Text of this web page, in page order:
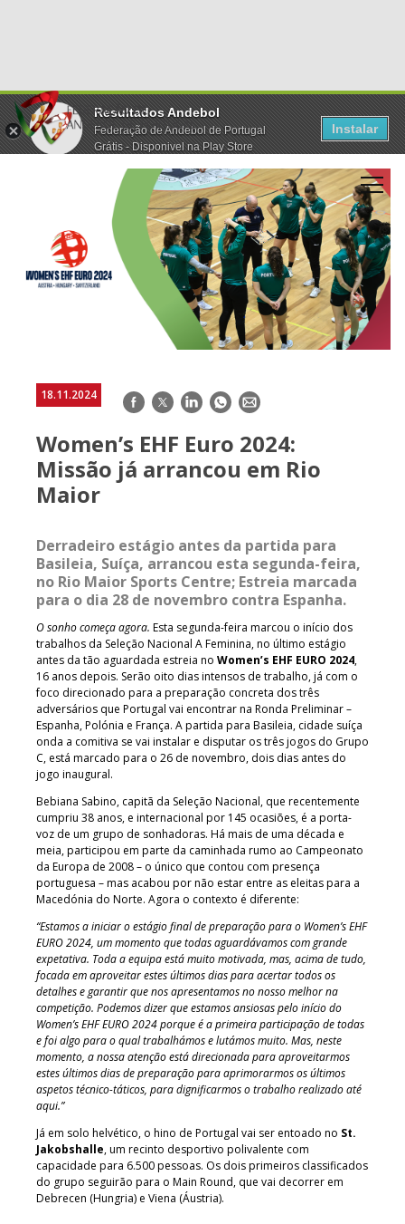
Resultados Andebol
Federação de Andebol de Portugal
Grátis - Disponivel na Play Store
Instalar
18.11.2024 Facebook
TwitterLinkedInWhatsApp
E-
Women’s EHF Euro 2024:
Missão já arrancou em Rio
Maior
Derradeiro estágio antes da partida para
Basileia, Suíça, arrancou esta segunda-feira,
no Rio Maior Sports Centre; Estreia marcada
para o dia 28 de novembro contra Espanha.
O sonho começa agora. Esta segunda-feira marcou o início dos
trabalhos da Seleção Nacional A Feminina, no último estágio
antes da tão aguardada estreia no Women’s EHF EURO 2024,
16 anos depois. Serão oito dias intensos de trabalho, já com o
foco direcionado para a preparação concreta dos três
adversários que Portugal vai encontrar na Ronda Preliminar –
Espanha, Polónia e França. A partida para Basileia, cidade suíça
onda a comitiva se vai instalar e disputar os três jogos do Grupo
C, está marcado para o 26 de novembro, dois dias antes do
jogo inaugural.
Bebiana Sabino, capitã da Seleção Nacional, que recentemente
cumpriu 38 anos, e internacional por 145 ocasiões, é a porta-
voz de um grupo de sonhadoras. Há mais de uma década e
meia, participou em parte da caminhada rumo ao Campeonato
da Europa de 2008 – o único que contou com presença
portuguesa – mas acabou por não estar entre as eleitas para a
Macedónia do Norte. Agora o contexto é diferente:
“Estamos a iniciar o estágio final de preparação para o Women’s EHF
EURO 2024, um momento que todas aguardávamos com grande
expetativa. Toda a equipa está muito motivada, mas, acima de tudo,
focada em aproveitar estes últimos dias para acertar todos os
detalhes e garantir que nos apresentamos no nosso melhor na
competição. Podemos dizer que estamos ansiosas pelo início do
Women’s EHF EURO 2024 porque é a primeira participação de todas
e foi algo para o qual trabalhámos e lutámos muito. Mas, neste
momento, a nossa atenção está direcionada para aproveitarmos
estes últimos dias de preparação para aprimorarmos os últimos
aspetos técnico-táticos, para dignificarmos o trabalho realizado até
aqui.”
Já em solo helvético, o hino de Portugal vai ser entoado no St.
Jakobshalle, um recinto desportivo polivalente com
capacidade para 6.500 pessoas. Os dois primeiros classificados
do grupo seguirão para o Main Round, que vai decorrer em
Debrecen (Hungria) e Viena (Áustria).